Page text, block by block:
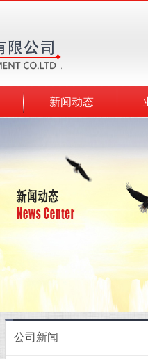
新闻动态
公司新闻